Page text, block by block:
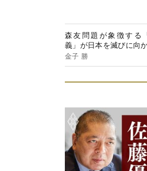
森友問題が象徴する
義」が日本を滅びに向
金子 勝